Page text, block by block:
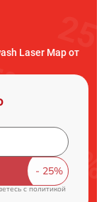
Laser Map от
cполитикой